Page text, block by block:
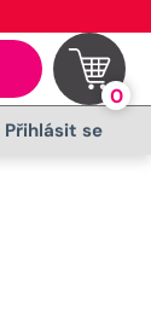
0
Přihlásit se